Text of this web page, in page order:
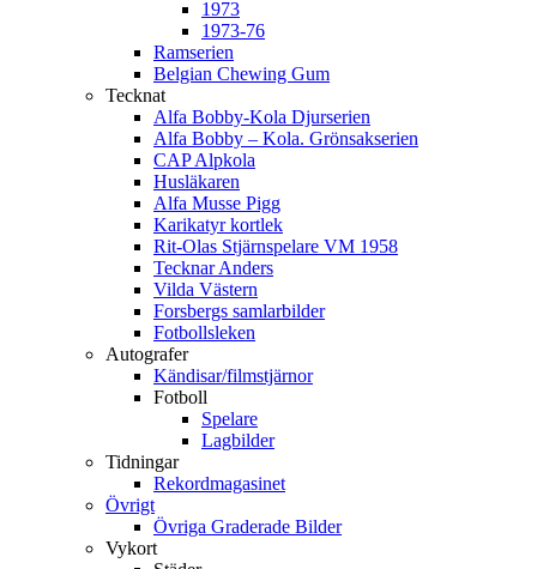
1973
1973-76
Ramserien
Belgian Chewing Gum
Tecknat
Alfa Bobby-Kola Djurserien
Alfa Bobby – Kola. Grönsakserien
CAP Alpkola
Husläkaren
Alfa Musse Pigg
Karikatyr kortlek
Rit-Olas Stjärnspelare VM 1958
Tecknar Anders
Vilda Västern
Forsbergs samlarbilder
Fotbollsleken
Autografer
Kändisar/filmstjärnor
Fotboll
Spelare
Lagbilder
Tidningar
Rekordmagasinet
Övrigt
Övriga Graderade Bilder
Vykort